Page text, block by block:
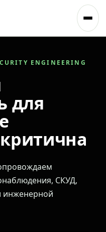
ENGINEERING
для
СКУД,
инженерной